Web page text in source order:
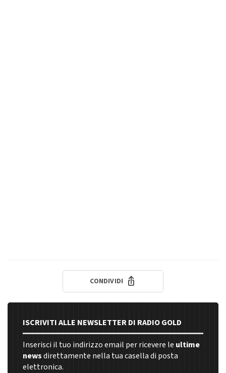
CONDIVIDI
ISCRIVITI ALLE NEWSLETTER DI RADIO GOLD
Inserisci il tuo indirizzo email per ricevere le ultime
newsdirettamente nella tua casella di posta
elettronica.